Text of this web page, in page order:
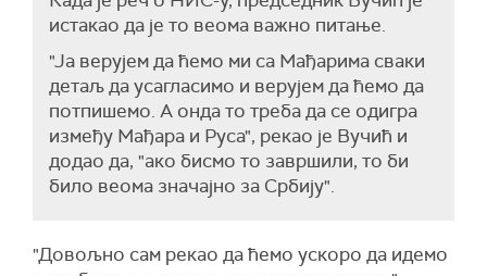
истакао да је то веома важно питање.
"Ја верујем да ћемо ми са Мађарима сваки
детаљ да усагласимо и верујем да ћемо да
потпишемо. А онда то треба да се одигра
између Мађара и Руса", рекао је Вучић и
додао да, "ако бисмо то завршили, то би
било веома значајно за Србију".
"Довољно сам рекао да ћемо ускоро да идемо